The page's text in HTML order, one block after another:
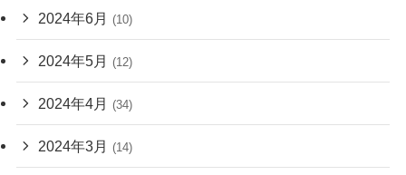
2024年6月 (10)
2024年5月 (12)
2024年4月 (34)
2024年3月 (14)